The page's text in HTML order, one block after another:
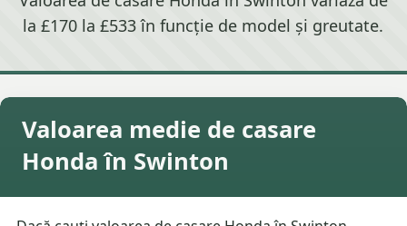
la £170 la £533 în funcție de model și greutate.
Valoarea medie de casare
Honda în Swinton